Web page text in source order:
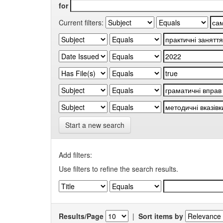
for
Current filters:
Start a new search
Add filters:
Use filters to refine the search results.
Results/Page | Sort items by